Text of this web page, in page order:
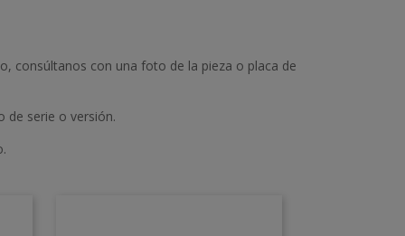
consúltanos con una foto de la pieza o placa de
de serie o versión.